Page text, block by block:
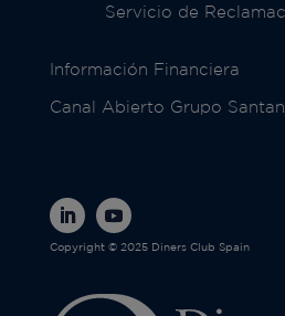
Servicio de
Información Financiera
Canal Abierto Grupo
Copyright © 2025 Diners Club Spain